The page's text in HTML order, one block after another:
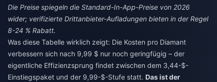
Die Preise spiegeln die Standard-In-App-Preise von 2026
wider; verifizierte Drittanbieter-Aufladungen bieten in der Regel
8-24 % Rabatt.
Was diese Tabelle wirklich zeigt: Die Kosten pro Diamant
verbessern sich nach 9,99 $ nur noch geringfügig – der
eigentliche Effizienzsprung findet zwischen dem 3,44-$-
Einstiegspaket und der 9,99-$-Stufe statt. Das ist der